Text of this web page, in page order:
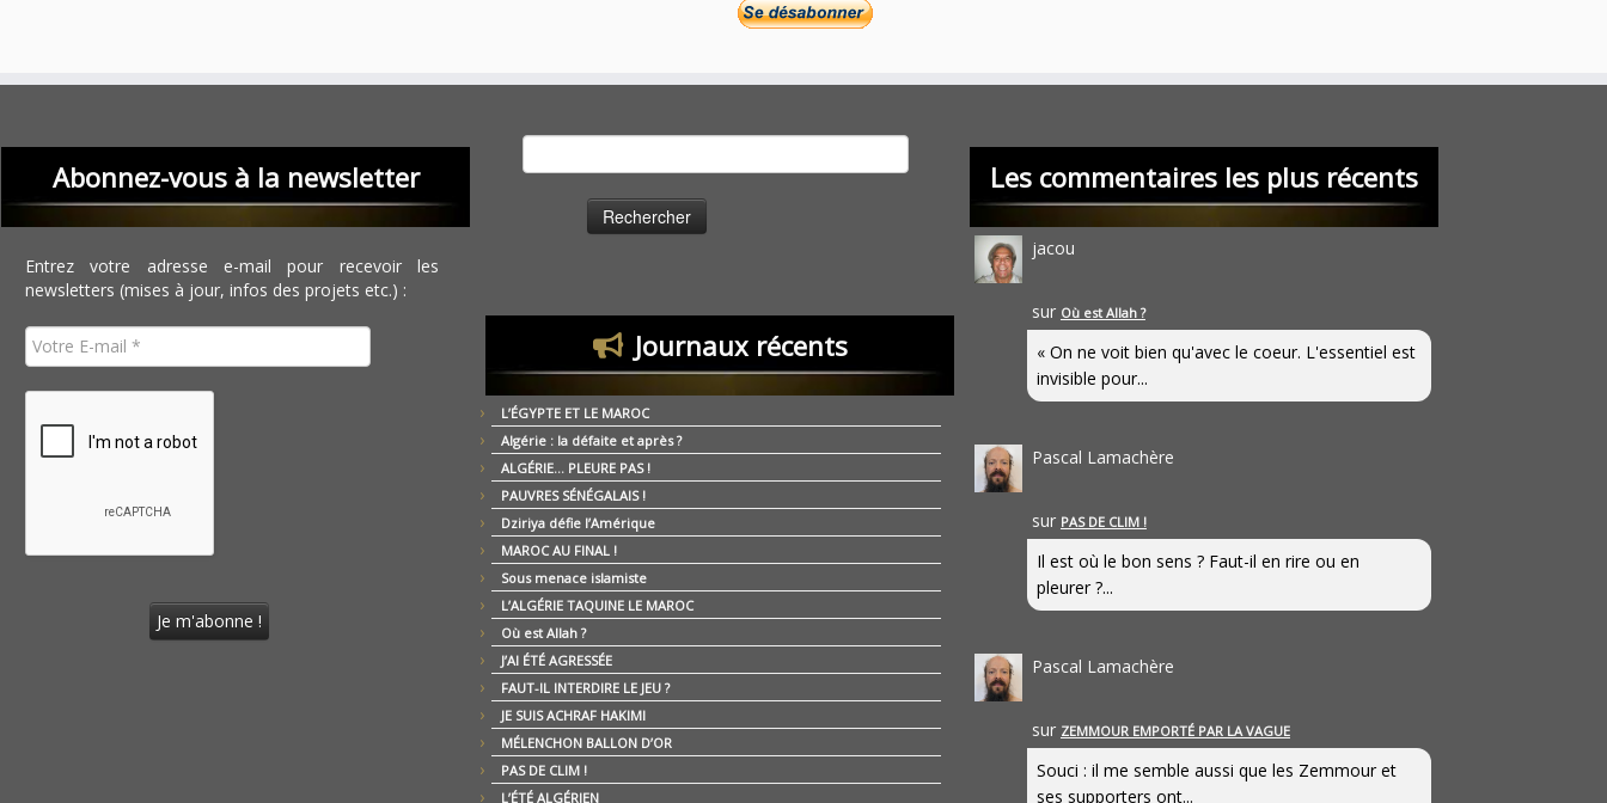
Abonnez-vous à la newsletter
Entrez votre adresse e-mail pour recevoir les
newsletters (mises à jour, infos des projets etc.) :
Journaux récents
L’ÉGYPTE ET LE MAROC
Algérie : la défaite et après ?
ALGÉRIE… PLEURE PAS !
PAUVRES SÉNÉGALAIS !
Dziriya défie l’Amérique
MAROC AU FINAL !
Sous menace islamiste
L’ALGÉRIE TAQUINE LE MAROC
Où est Allah ?
J’AI ÉTÉ AGRESSÉE
FAUT-IL INTERDIRE LE JEU ?
JE SUIS ACHRAF HAKIMI
MÉLENCHON BALLON D’OR
PAS DE CLIM !
L’ÉTÉ ALGÉRIEN
Les commentaires les plus récents
jacou
sur Où est Allah ?
« On ne voit bien qu'avec le coeur. L'essentiel est
invisible pour...
Pascal Lamachère
sur PAS DE CLIM !
Il est où le bon sens ? Faut-il en rire ou en
pleurer ?...
Pascal Lamachère
sur ZEMMOUR EMPORTÉ PAR LA VAGUE
Souci : il me semble aussi que les Zemmour et
ses supporters ont...